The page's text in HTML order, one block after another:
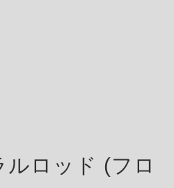
ルロッド (フロ